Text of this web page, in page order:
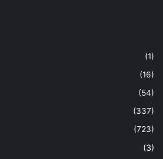
(1)
(16)
(54)
(337)
(723)
(3)